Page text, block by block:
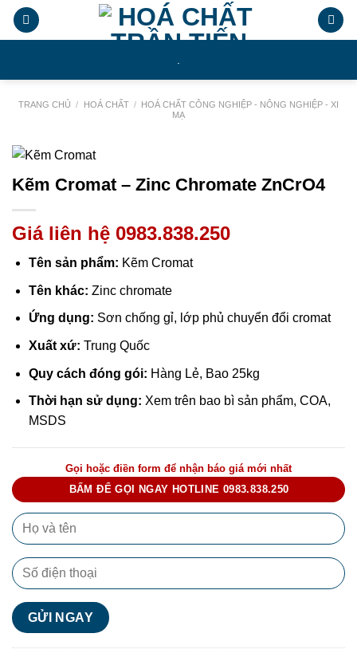
Chuyển
đến
TRANG CHỦ / HOÁ CHẤT / HOÁ CHẤT CÔNG NGHIỆP - NÔNG NGHIỆP - XI
MẠ
Kẽm Cromat – Zinc Chromate ZnCrO4
Giá liên hệ 0983.838.250
Tên sản phẩm: Kẽm Cromat
Tên khác: Zinc chromate
Ứng dụng: Sơn chống gỉ, lớp phủ chuyển đổi cromat
Xuất xứ: Trung Quốc
Quy cách đóng gói: Hàng Lẻ, Bao 25kg
Thời hạn sử dụng: Xem trên bao bì sản phẩm, COA,
MSDS
Gọi hoặc điền form để nhận báo giá mới nhất
BẤM ĐỂ GỌI NGAY HOTLINE 0983.838.250